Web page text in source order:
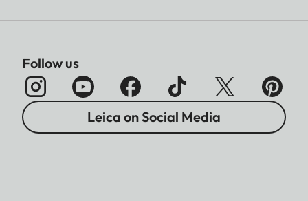
Follow us
Leica on Social Media